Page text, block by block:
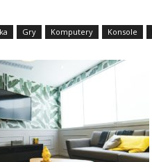
Gry Komputery Konsole